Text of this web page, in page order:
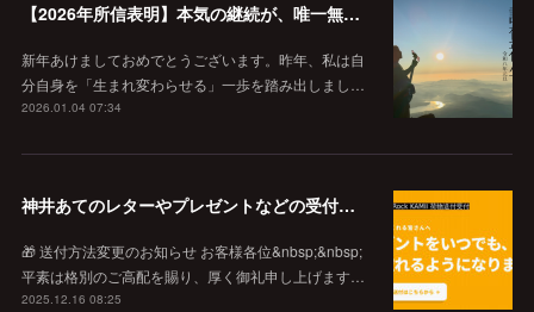
【2026年所信表明】本気の継続が、唯一無二の価値を作る。
新年あけましておめでとうございます。昨年、私は自
分自身を「生まれ変わらせる」一歩を踏み出しまし…
2026.01.04 07:34
神井あてのレターやプレゼントなどの受付窓口
🎁 送付方法変更のお知らせ お客様各位&nbsp;&nbsp;
平素は格別のご高配を賜り、厚く御礼申し上げます…
2025.12.16 08:25